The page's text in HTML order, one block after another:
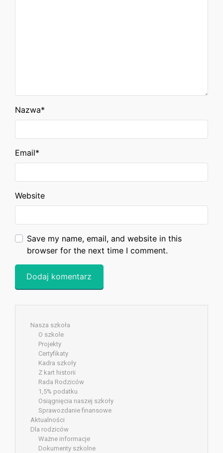
Nazwa*
Email*
Website
Save my name, email, and website in this
browser for the next time I comment.
Nasza szkoła
O szkole
Projekty
Certyfikaty
Kadra szkoły
Z kart historii
Rada Rodziców
1,5% podatku
Osiągnięcia naszej szkoły
Sprawozdanie finansowe
Aktualności
Dla rodziców
Ważne informacje
Dokumenty szkolne